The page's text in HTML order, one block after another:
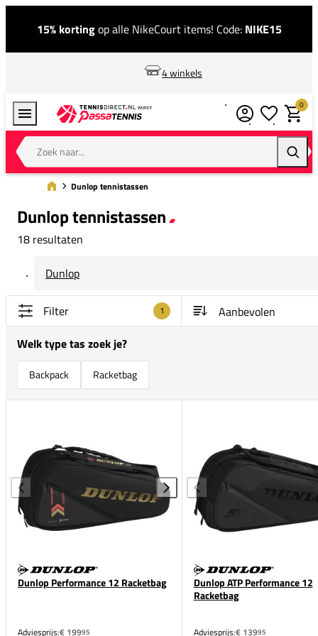
15% kortingop alle NikeCourt items! Code: NIKE15
4 winkels
Zoek naar...
0
Dunlop tennistassen
Dunlop tennistassen
18 resultaten
Dunlop
Filter 1
Welk type tas zoek je?
Backpack Racketbag
Dunlop Performance 12 Racketbag
Adviesprijs:€ 19995
Dunlop ATP Performance 12
Racketbag
Adviesprijs:€ 13995